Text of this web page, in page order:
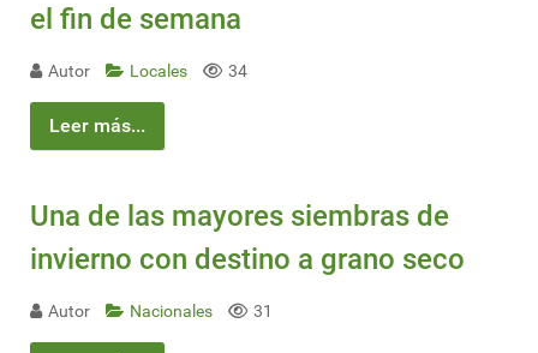
el fin de semana
Autor Locales 34
Leer más...
Una de las mayores siembras de
invierno con destino a grano seco
Autor Nacionales 31